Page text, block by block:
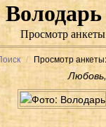
Просмотр анкеты
Просмотр